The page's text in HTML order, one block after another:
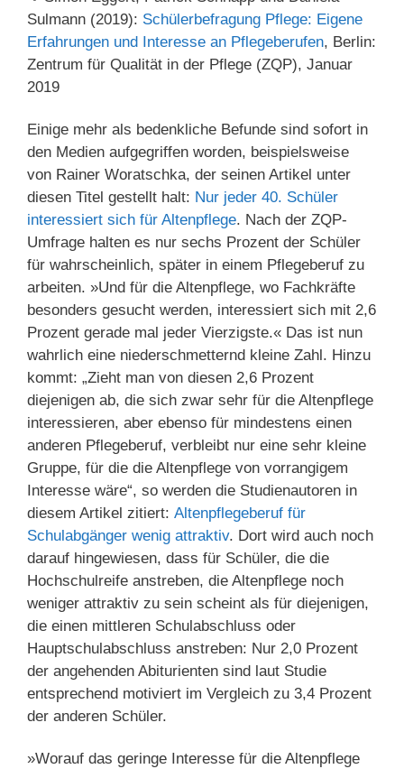
Sulmann (2019): Schülerbefragung Pflege: Eigene
Erfahrungen und Interesse an Pflegeberufen, Berlin:
Zentrum für Qualität in der Pflege (ZQP), Januar
2019
Einige mehr als bedenkliche Befunde sind sofort in
den Medien aufgegriffen worden, beispielsweise
von Rainer Woratschka, der seinen Artikel unter
diesen Titel gestellt halt: Nur jeder 40. Schüler
interessiert sich für Altenpflege. Nach der ZQP-
Umfrage halten es nur sechs Prozent der Schüler
für wahrscheinlich, später in einem Pflegeberuf zu
arbeiten. »Und für die Altenpflege, wo Fachkräfte
besonders gesucht werden, interessiert sich mit 2,6
Prozent gerade mal jeder Vierzigste.« Das ist nun
wahrlich eine niederschmetternd kleine Zahl. Hinzu
kommt: „Zieht man von diesen 2,6 Prozent
diejenigen ab, die sich zwar sehr für die Altenpflege
interessieren, aber ebenso für mindestens einen
anderen Pflegeberuf, verbleibt nur eine sehr kleine
Gruppe, für die die Altenpflege von vorrangigem
Interesse wäre“, so werden die Studienautoren in
diesem Artikel zitiert: Altenpflegeberuf für
Schulabgänger wenig attraktiv. Dort wird auch noch
darauf hingewiesen, dass für Schüler, die die
Hochschulreife anstreben, die Altenpflege noch
weniger attraktiv zu sein scheint als für diejenigen,
die einen mittleren Schulabschluss oder
Hauptschulabschluss anstreben: Nur 2,0 Prozent
der angehenden Abiturienten sind laut Studie
entsprechend motiviert im Vergleich zu 3,4 Prozent
der anderen Schüler.
»Worauf das geringe Interesse für die Altenpflege